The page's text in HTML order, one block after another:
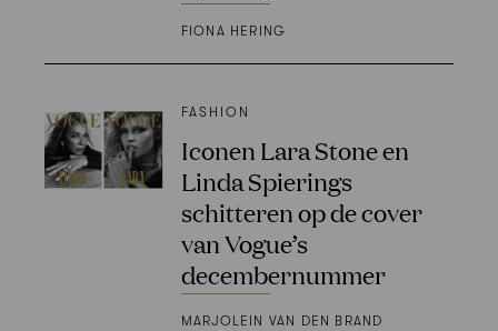
FIONA HERING
FASHION
Iconen Lara Stone en
Linda Spierings
schitteren op de cover
van Vogue’s
decembernummer
MARJOLEIN VAN DEN BRAND